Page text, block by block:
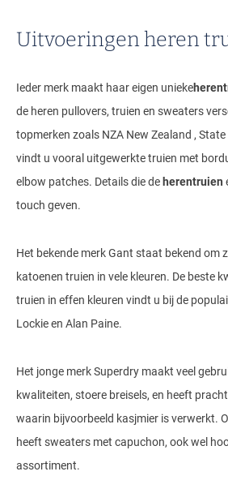
Uitvoeringen heren
Ieder merk maakt haar eigen unieke
de heren pullovers, truien en sweaters
topmerken zoals NZA New Zealand ,
vindt u vooral uitgewerkte truien met
elbow patches. Details die de herentruien
touch geven.
Het bekende merk Gant staat bekend om
katoenen truien in vele kleuren. De beste
truien in effen kleuren vindt u bij de
Lockie en Alan Paine.
Het jonge merk Superdry maakt veel
kwaliteiten, stoere breisels, en heeft
waarin bijvoorbeeld kasjmier is verwerkt.
heeft sweaters met capuchon, ook wel
assortiment.